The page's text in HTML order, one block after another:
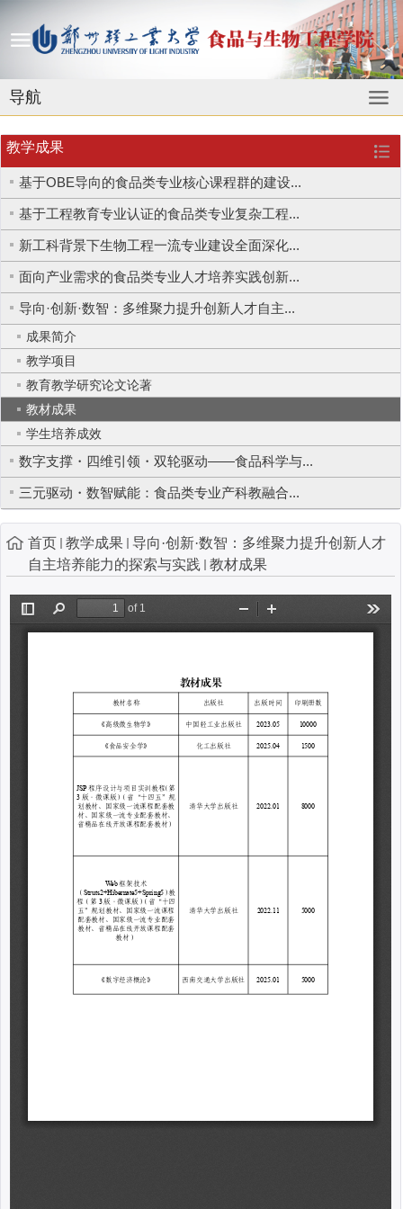
导航
教学成果
基于OBE导向的食品类专业核心课程群的建设...
基于工程教育专业认证的食品类专业复杂工程...
新工科背景下生物工程一流专业建设全面深化...
面向产业需求的食品类专业人才培养实践创新...
导向·创新·数智：多维聚力提升创新人才自主...
成果简介
教学项目
教育教学研究论文论著
教材成果
学生培养成效
数字支撑・四维引领・双轮驱动——食品科学与...
三元驱动・数智赋能：食品类专业产科教融合...
首页 教学成果
导向·创新·数智：多维聚力提升创新人才
自主培养能力的探索与实践
教材成果